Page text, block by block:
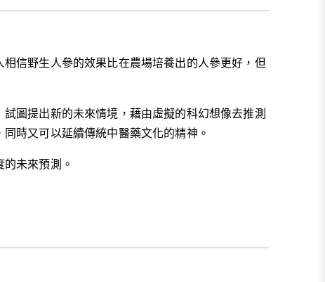
信野生人參的效果比在農場培養出的人參更好，但
圖提出新的未來情境，藉由虛擬的科幻想像去推測
時又可以延續傳統中醫藥文化的精神。
未來預測。